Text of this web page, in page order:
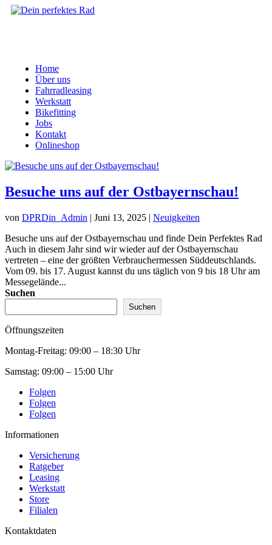
Home
Über uns
Fahrradleasing
Werkstatt
Bikefitting
Jobs
Kontakt
Onlineshop
Besuche uns auf der Ostbayernschau!
von DPRDin_Admin | Juni 13, 2025 | Neuigkeiten
Besuche uns auf der Ostbayernschau und finde Dein Perfektes Rad
Auch in diesem Jahr sind wir wieder auf der Ostbayernschau
vertreten – eine der größten Verbrauchermessen Süddeutschlands.
Vom 09. bis 17. August kannst du uns täglich von 9 bis 18 Uhr am
Messegelände...
Suchen
Suchen
Öffnungszeiten
Montag-Freitag: 09:00 – 18:30 Uhr
Samstag: 09:00 – 15:00 Uhr
Folgen
Folgen
Folgen
Informationen
Versicherung
Ratgeber
Leasing
Werkstatt
Store
Filialen
Kontaktdaten